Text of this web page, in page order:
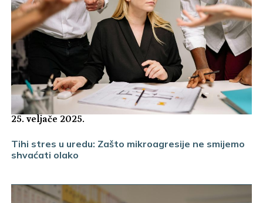
25. veljače 2025.
Tihi stres u uredu: Zašto mikroagresije ne smijemo
shvaćati olako